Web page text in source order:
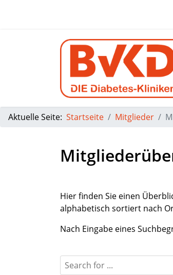
Aktuelle Seite: Startseite Mitglieder
Hier finden Sie einen
alphabetisch sortiert nach
Nach Eingabe eines